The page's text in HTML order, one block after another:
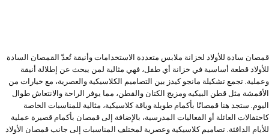
قمصان سادة للأولاد لخزانة ملابس متعددة الاستخدامات وأنيقة تُعدّ القمصان السادة
للأولاد قطعة أساسية في خزانة أي طفل، فهي مثالية لمن يبحث عن إطلالة أنيقة
وعملية. تجمع تشكيلة مانجو كيدز بين التصاميم الكلاسيكية والعصرية، مع خيارات من
الأقمشة مثل قطن البيكيه ومزيج الكتان والقطن، مما يوفر الراحة والانتعاش طوال
اليوم. ستجد هنا قمصانًا بأكمام طويلة وياقة كلاسيكية، مثالية للمناسبات الخاصة
كاحتفالات العائلة أو الفعاليات المدرسية، بالإضافة إلى قمصان بأكمام قصيرة عملية
للأيام الدافئة. تصاميم كلاسيكية وعصرية لمختلف المناسبات إلى جانب قمصان الأولاد